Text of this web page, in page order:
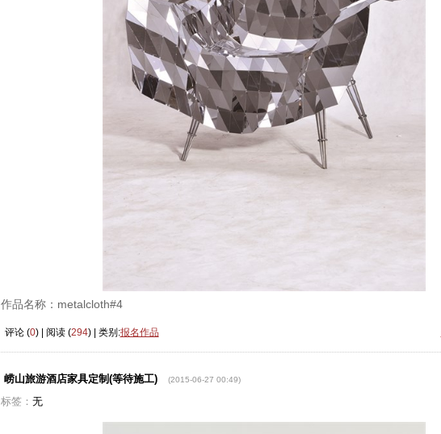
作品名称：metalcloth#4
评论 (0) | 阅读 (294) | 类别:报名作品
崂山旅游酒店家具定制(等待施工) (2015-06-27 00:49)
标签： 无